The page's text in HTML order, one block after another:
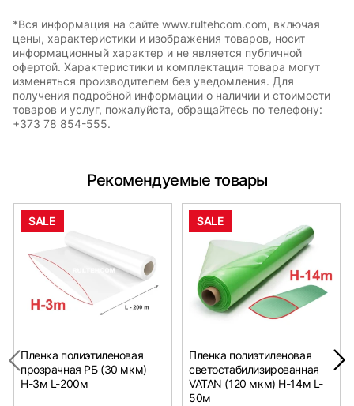
*Вся информация на сайте www.rultehcom.com, включая
цены, характеристики и изображения товаров, носит
информационный характер и не является публичной
офертой. Характеристики и комплектация товара могут
изменяться производителем без уведомления. Для
получения подробной информации о наличии и стоимости
товаров и услуг, пожалуйста, обращайтесь по телефону:
+373 78 854-555.
Рекомендуемые товары
SALE
Пленка полиэтиленовая
прозрачная РБ (30 мкм)
Н-3м L-200м
SALE
Пленка полиэтиленовая
светостабилизированная
VATAN (120 мкм) Н-14м L-
50м